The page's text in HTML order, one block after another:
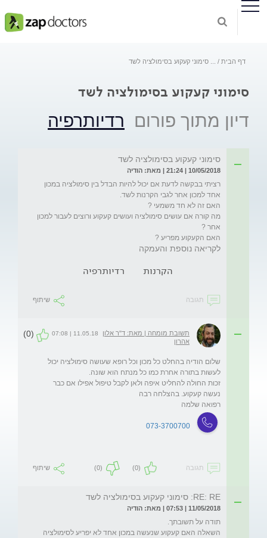
דף הבית סימוני קעקוע בסימולציה לשד
סימוני קעקוע בסימולציה לשד
דיון מתוך פורום רדיותרפיה
סימוני קעקוע בסימולציה לשד
10/05/2018 | 21:24 | מאת: הודיה
רציתי בבקשה לדעת אם יכול להיות הבדל בין סימולציה במכון
מה קורה אם עושים סימולציה ועושים קעקוע ורוצים לעבור למכון
האם הקעקוע מפריע ?
לקריאה נוספת והעמקה
הקרנות רדיותרפיה
תגובה שיתוף
תשובת מומחה | מאת: ד"ר אלון
אהרון
11.05.18 | 07:08
(0)
שלום הודיה בהחלט כל מכון וכל רופא שעושה סימולציה יכול
זכות החולה להחליט איפה ולאן לקבל טיפול אפילו אם כבר
רפואה שלמה
073-3700700
תגובה (0)
(0) שיתוף
RE: RE: סימוני קעקוע בסימולציה לשד
11/05/2018 | 07:53 | מאת: הודיה
השאלה האם קעקוע שנעשה במכון אחד לא יפריע לסימולציה